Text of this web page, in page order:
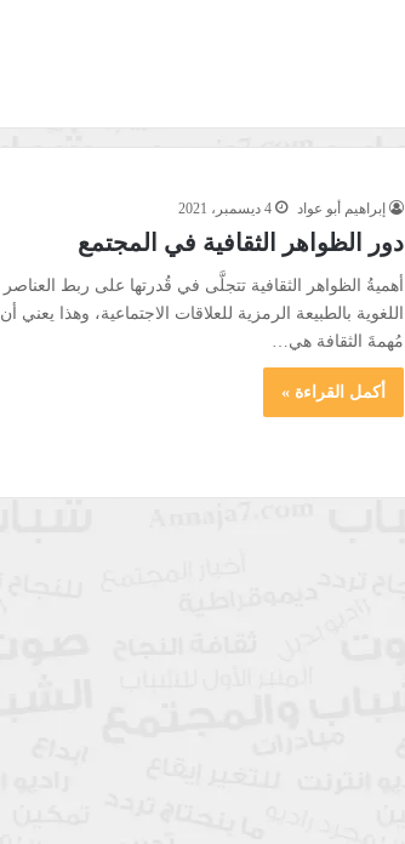
إبراهيم أبو عواد 4 ديسمبر، 2021
دور الظواهر الثقافية في المجتمع
أهميةُ الظواهر الثقافية تتجلَّى في قُدرتها على ربط العناصر
اللغوية بالطبيعة الرمزية للعلاقات الاجتماعية، وهذا يعني أن
مُهمةَ الثقافة هي…
أكمل القراءة »